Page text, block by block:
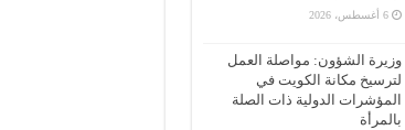
6 أغسطس، 2026
وزيرة الشؤون: مواصلة العمل
لترسيخ مكانة الكويت في
المؤشرات الدولية ذات الصلة
بالمرأة